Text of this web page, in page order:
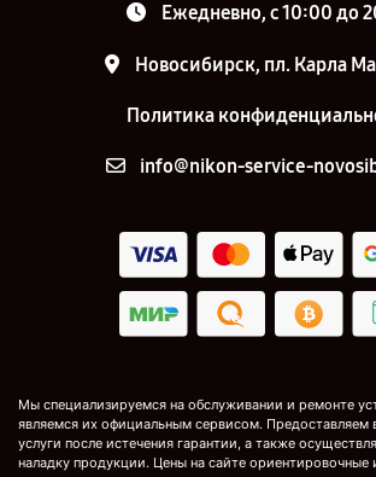
Ежедневно, с 10:00 до
Новосибирск, пл. Карла
Политика
info@nikon-service-
Мы специализируемся на обслуживании и ремонте
являемся их официальным сервисом. Предоставляем
услуги после истечения гарантии, а также
наладку продукции. Цены на сайте ориентировочные